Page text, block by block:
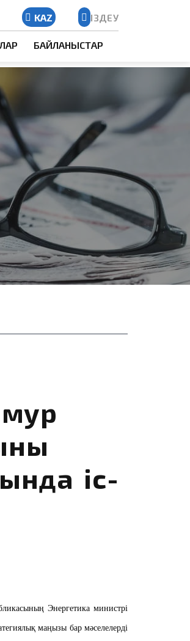
KAZ
ІЗДЕУ
БАЙЛАНЫСТАР
іс-
Энергетика министрі
маңызы бар мәселелерді